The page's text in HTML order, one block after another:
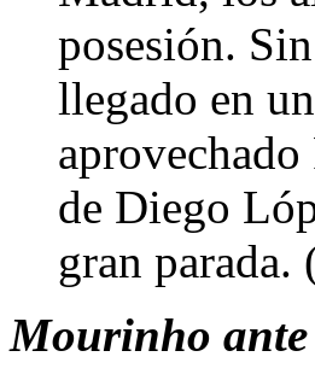
posesión.
llegado en
de Diego
gran
Mourinho